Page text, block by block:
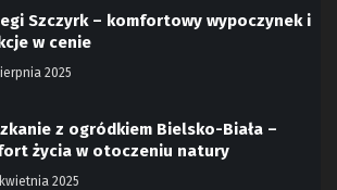
Szczyrk – komfortowy wypoczynek i
w cenie
2025
z ogródkiem Bielsko-Biała –
życia w otoczeniu natury
2025